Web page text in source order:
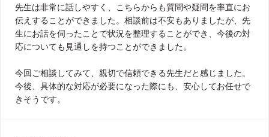
先生は非常に話しやすく、こちらからも質問や疑問を率直にお
伝えすることができました。相談前は不安もありましたが、先
生にお話を伺ったことで状況を整理することができ、今後の対
応についても見通しを持つことができました。
今回ご相談してみて、親切で信頼できる先生だと感じました。
今後、具体的な対応が必要になった際にも、安心してお任せで
きそうです。